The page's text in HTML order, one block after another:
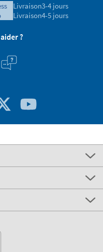
Livraison3-4 jours
Livraison4-5 jours
?